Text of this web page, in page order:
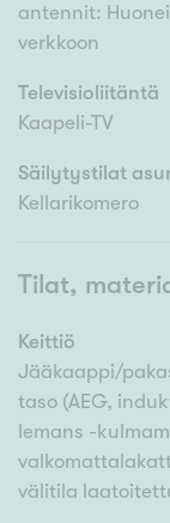
antennit:
verkkoon
Televisioliitäntä
Kaapeli-TV
Säilytystilat
Kellarikomero
Tilat,
Keittiö
Jääkaappi/
taso (AEG,
lemans -
välitila